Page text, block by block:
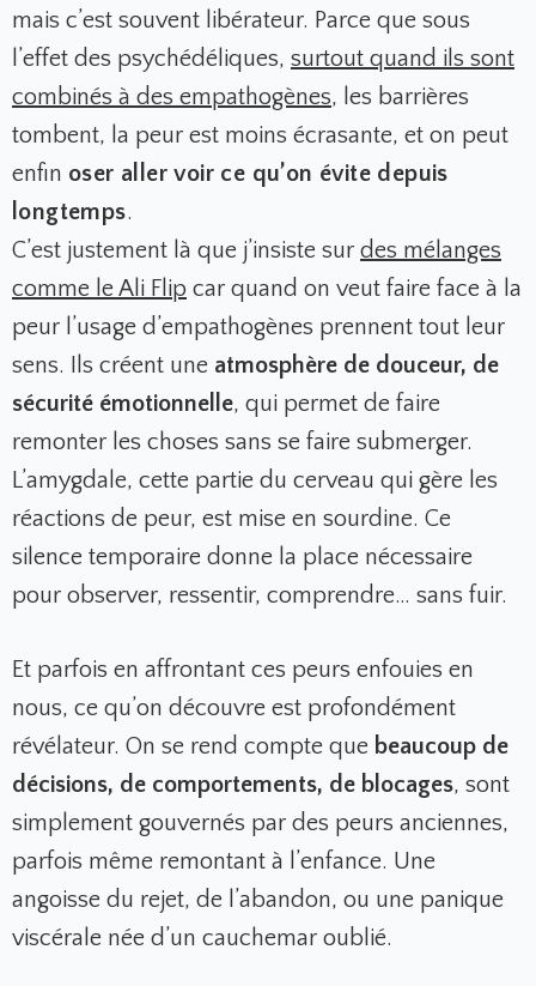
mais c’est souvent libérateur. Parce que sous
l’effet des psychédéliques, surtout quand ils sont
combinés à des empathogènes, les barrières
tombent, la peur est moins écrasante, et on peut
enfin oser aller voir ce qu’on évite depuis
longtemps.
C’est justement là que j’insiste sur des mélanges
comme le Ali Flip car quand on veut faire face à la
peur l’usage d’empathogènes prennent tout leur
sens. Ils créent une atmosphère de douceur, de
sécurité émotionnelle, qui permet de faire
remonter les choses sans se faire submerger.
L’amygdale, cette partie du cerveau qui gère les
réactions de peur, est mise en sourdine. Ce
silence temporaire donne la place nécessaire
pour observer, ressentir, comprendre… sans fuir.
Et parfois en affrontant ces peurs enfouies en
nous, ce qu’on découvre est profondément
révélateur. On se rend compte que beaucoup de
décisions, de comportements, de blocages, sont
simplement gouvernés par des peurs anciennes,
parfois même remontant à l’enfance. Une
angoisse du rejet, de l’abandon, ou une panique
viscérale née d’un cauchemar oublié.